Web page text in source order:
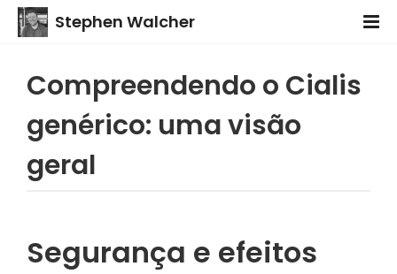
Stephen Walcher
Compreendendo o Cialis
genérico: uma visão
geral
Segurança e efeitos